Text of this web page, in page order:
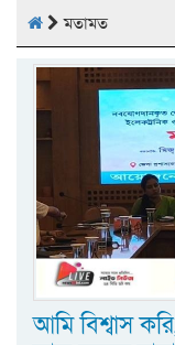
মতামত
আমি বিশ্বাস